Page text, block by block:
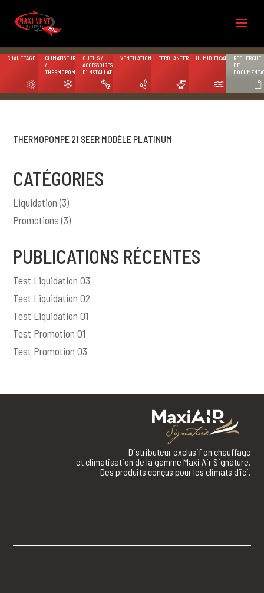
CHAUFFAGE
CLIMATISEURS
/
THERMOPOMPES
OUTILS /
ACCESSOIRES
D’INSTALLATION
VENTILATION FERBLANTERIE HUMIDIFICATIONRECHERCHE
DE
THERMOPOMPE 21 SEER MODÈLE PLATINUM
CATÉGORIES
Liquidation(3)
Promotions(3)
PUBLICATIONS RÉCENTES
Test Liquidation 03
Test Liquidation 02
Test Liquidation 01
Test Promotion 01
Test Promotion 03
Distributeur exclusif en chauffage
et climatisation de la gamme Maxi Air Signature.
Des produits conçus pour les climats d’ici.